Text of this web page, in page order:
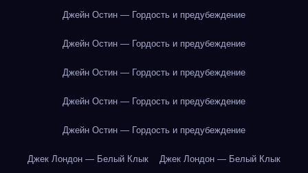
Джейн Остин — Гордость и предубеждение
Джейн Остин — Гордость и предубеждение
Джейн Остин — Гордость и предубеждение
Джейн Остин — Гордость и предубеждение
Джейн Остин — Гордость и предубеждение
Джек Лондон — Белый Клык Джек Лондон — Белый Клык